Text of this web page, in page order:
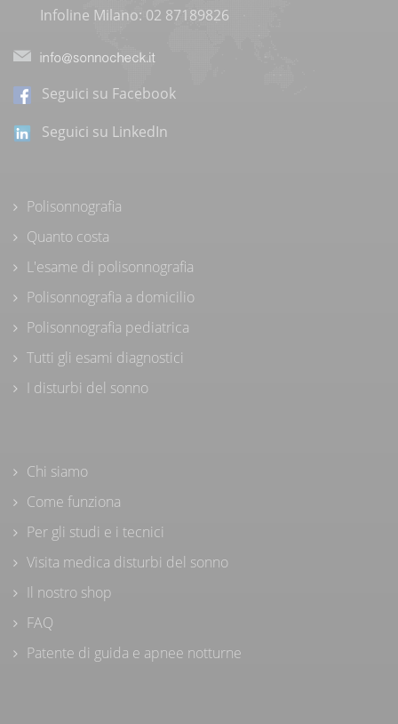
Infoline Milano: 02 87189826
Seguici su Facebook
Seguici su LinkedIn
Polisonnografia
Quanto costa
L'esame di polisonnografia
Polisonnografia a domicilio
Polisonnografia pediatrica
Tutti gli esami diagnostici
I disturbi del sonno
Chi siamo
Come funziona
Per gli studi e i tecnici
Visita medica disturbi del sonno
Il nostro shop
FAQ
Patente di guida e apnee notturne